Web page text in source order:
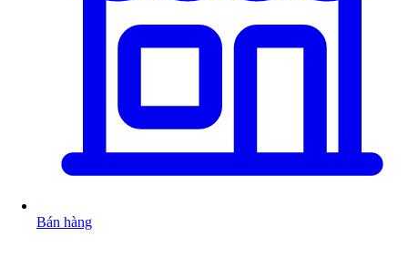
Bán hàng